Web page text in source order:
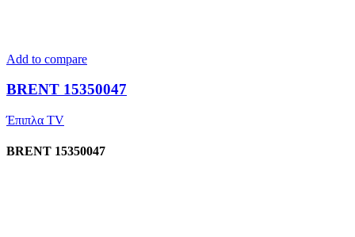
Add to compare
BRENT 15350047
Έπιπλα TV
BRENT 15350047